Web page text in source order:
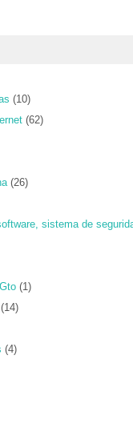
(10)
(62)
(26)
sistema de
(1)
(14)
(4)